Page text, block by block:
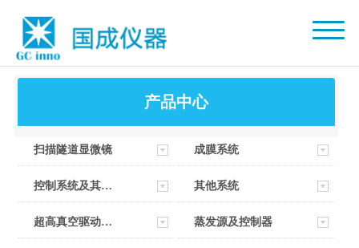
产品中心
扫描隧道显微镜 成膜系统
控制系统及其软件 其他系统
超高真空驱动器部件 蒸发源及控制器